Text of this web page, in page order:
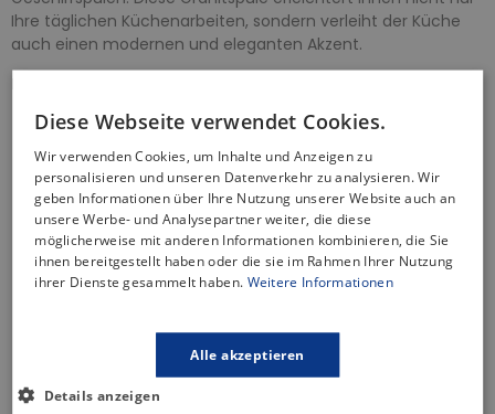
Ihre täglichen Küchenarbeiten, sondern verleiht der Küche
auch einen modernen und eleganten Akzent.
Hitzebeständigkeitbis zu 250 Grad Celsius - hohe
Widerstandsfähigkeit gegen extreme Temperaturen,
sodass heiße Geschirrteile frei platziert werden können,
ohne Schäden zu verursachen.
Temperaturwechselbeständigkeit- unempfindlich
gegenüber plötzlichen Temperaturschwankungen, d. h. sie
werden durch plötzlichen Kontakt mit heißen oder kalten
Gegenständen nicht beschädigt.
Selbst bei täglichem Gebrauch und Kontakt mit scharfen
Küchenwerkzeugen behält sie ihr ursprüngliches Aussehen.
Stoßfestigkeit- die Oberfläche ist extrem haltbar und
stoßfest, was die Spülen vor Schäden durch
Diese Webseite verwendet Cookies.
Wir verwenden Cookies, um Inhalte und Anzeigen zu
personalisieren und unseren Datenverkehr zu analysieren. Wir
geben Informationen über Ihre Nutzung unserer Website auch an
unsere Werbe- und Analysepartner weiter, die diese
möglicherweise mit anderen Informationen kombinieren, die Sie
ihnen bereitgestellt haben oder die sie im Rahmen Ihrer Nutzung
ihrer Dienste gesammelt haben. Weitere Informationen
Alle akzeptieren
Details anzeigen